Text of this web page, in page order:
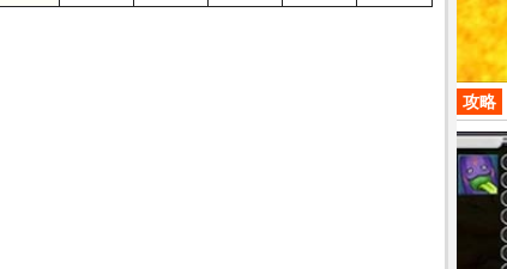
攻略